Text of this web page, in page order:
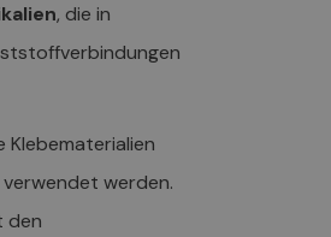
, die in
Klebematerialien
werden.
den